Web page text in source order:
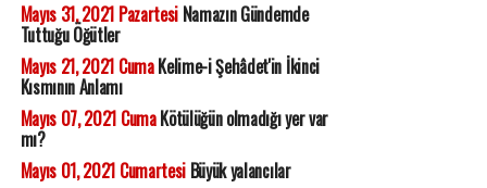
Mayıs 31, 2021 PazartesiNamazın Gündemde
Tuttuğu Öğütler
Mayıs 21, 2021 CumaKelime-i Şehâdet'in İkinci
Kısmının Anlamı
Mayıs 07, 2021 CumaKötülüğün olmadığı yer var
mı?
Mayıs 01, 2021 CumartesiBüyük yalancılar